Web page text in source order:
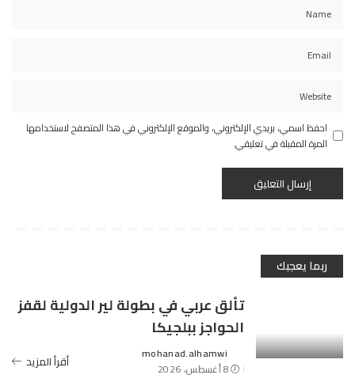
احفظ اسمي، بريدي الإلكتروني، والموقع الإلكتروني في هذا المتصفح لاستخدامها
المرة المقبلة في تعليقي.
ربما يعجبك
تألق عربي في بطولة لير الدولية لقفز
الحواجز ببلجيكا
Posted
by
mohanad.alhamwi
8 أغسطس، 2026
أقرأ المزيد